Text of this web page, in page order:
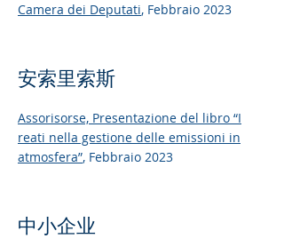
Camera dei Deputati, Febbraio 2023
安索里索斯
Assorisorse, Presentazione del libro “I
reati nella gestione delle emissioni in
atmosfera”, Febbraio 2023
中小企业